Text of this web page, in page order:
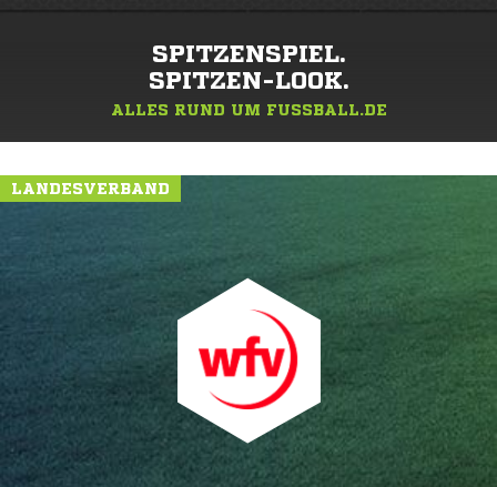
SPITZENSPIEL.
SPITZEN-LOOK.
ALLES RUND UM FUSSBALL.DE
LANDESVERBAND